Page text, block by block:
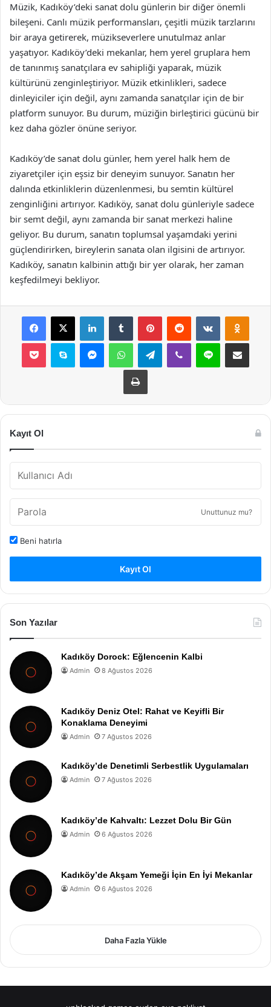
Müzik, Kadıköy’deki sanat dolu günlerin bir diğer önemli
bileşeni. Canlı müzik performansları, çeşitli müzik tarzlarını
bir araya getirerek, müzikseverlere unutulmaz anlar
yaşatıyor. Kadıköy’deki mekanlar, hem yerel gruplara hem
de tanınmış sanatçılara ev sahipliği yaparak, müzik
kültürünü zenginleştiriyor. Müzik etkinlikleri, sadece
dinleyiciler için değil, aynı zamanda sanatçılar için de bir
platform sunuyor. Bu durum, müziğin birleştirici gücünü bir
kez daha gözler önüne seriyor.
Kadıköy’de sanat dolu günler, hem yerel halk hem de
ziyaretçiler için eşsiz bir deneyim sunuyor. Sanatın her
dalında etkinliklerin düzenlenmesi, bu semtin kültürel
zenginliğini artırıyor. Kadıköy, sanat dolu günleriyle sadece
bir semt değil, aynı zamanda bir sanat merkezi haline
geliyor. Bu durum, sanatın toplumsal yaşamdaki yerini
güçlendirirken, bireylerin sanata olan ilgisini de artırıyor.
Kadıköy, sanatın kalbinin attığı bir yer olarak, her zaman
keşfedilmeyi bekliyor.
Facebook
X LinkedInTumblr PinterestReddit VKontakte
Pocket Skype MessengerWhatsAppTelegramViber Line E-Posta ile
Yazdır
Kayıt Ol
Unuttunuz mu?
Beni hatırla
Kayıt Ol
Son Yazılar
Kadıköy Dorock: Eğlencenin Kalbi
Admin 8 Ağustos 2026
Kadıköy Deniz Otel: Rahat ve Keyifli Bir
Konaklama Deneyimi
Admin 7 Ağustos 2026
Kadıköy’de Denetimli Serbestlik Uygulamaları
Admin 7 Ağustos 2026
Kadıköy’de Kahvaltı: Lezzet Dolu Bir Gün
Admin 6 Ağustos 2026
Kadıköy’de Akşam Yemeği İçin En İyi Mekanlar
Admin 6 Ağustos 2026
Daha Fazla Yükle